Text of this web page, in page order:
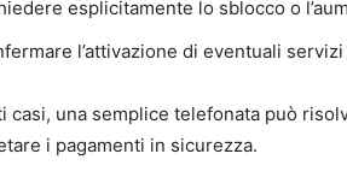
esplicitamente lo sblocco o
l’attivazione di eventuali
casi, una semplice telefonata può
i pagamenti in sicurezza.